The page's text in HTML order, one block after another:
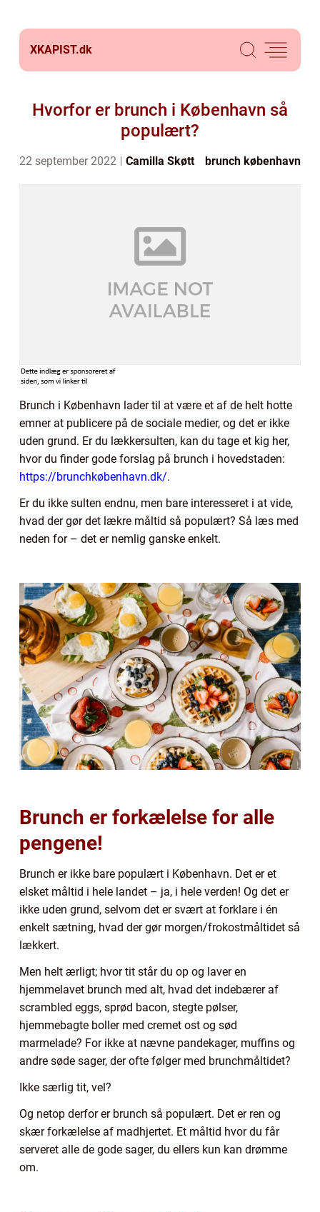
XKAPIST.dk
Hvorfor er brunch i København så
populært?
22 september 2022 Camilla Skøtt brunch københavn
Brunch i København lader til at være et af de helt hotte
emner at publicere på de sociale medier, og det er ikke
uden grund. Er du lækkersulten, kan du tage et kig her,
hvor du finder gode forslag på brunch i hovedstaden:
https://brunchkøbenhavn.dk/.
Er du ikke sulten endnu, men bare interesseret i at vide,
hvad der gør det lækre måltid så populært? Så læs med
neden for – det er nemlig ganske enkelt.
Brunch er forkælelse for alle
pengene!
Brunch er ikke bare populært i København. Det er et
elsket måltid i hele landet – ja, i hele verden! Og det er
ikke uden grund, selvom det er svært at forklare i én
enkelt sætning, hvad der gør morgen/frokostmåltidet så
lækkert.
Men helt ærligt; hvor tit står du op og laver en
hjemmelavet brunch med alt, hvad det indebærer af
scrambled eggs, sprød bacon, stegte pølser,
hjemmebagte boller med cremet ost og sød
marmelade? For ikke at nævne pandekager, muffins og
andre søde sager, der ofte følger med brunchmåltidet?
Ikke særlig tit, vel?
Og netop derfor er brunch så populært. Det er ren og
skær forkælelse af madhjertet. Et måltid hvor du får
serveret alle de gode sager, du ellers kun kan drømme
om.